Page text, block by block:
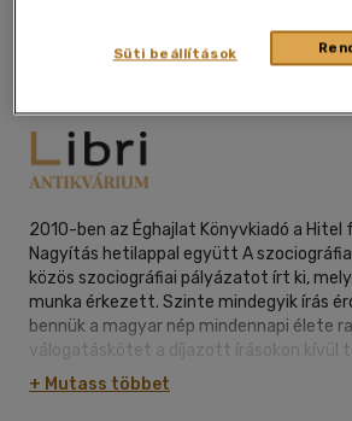
Éghajlat Könyvkiadó Kft.|2011|magyar
2010-ben az Éghajlat Könyvkiadó a
Nagyítás hetilappal együtt A
közös szociográfiai pályázatot írt ki,
munka érkezett. Szinte mindegyik írás
bennük a magyar nép mindennapi élete
válogatáskötet a díjazott írásokon kívül
nyilvánosságot érdemlő műveket is közöl.
lelkiismeretéhez és önismeretéhez
+ Mutass többet
Süti beállítások